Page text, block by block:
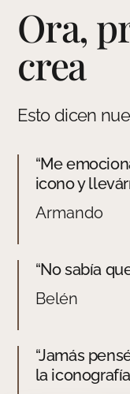
Ora,
crea
Esto dicen
“Me
icono y
Armando
“No sabía
Belén
“Jamás
la